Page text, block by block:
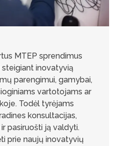
MTEP sprendimus
inovatyvią
parengimui, gamybai,
vartotojams ar
Todėl tyrėjams
konsultacijas,
pasiruošti ją valdyti.
prie naujų inovatyvių